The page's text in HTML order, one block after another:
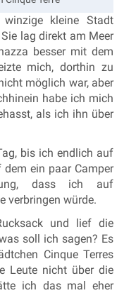
kleine Stadt
lag direkt am Meer
besser mit dem
mich, dorthin zu
möglich war, aber
habe ich mich
als ich ihn über
bis ich endlich auf
ein paar Camper
dass ich auf
verbringen würde.
und lief die
soll ich sagen? Es
Cinque Terres
Leute nicht über die
ich das mal eher